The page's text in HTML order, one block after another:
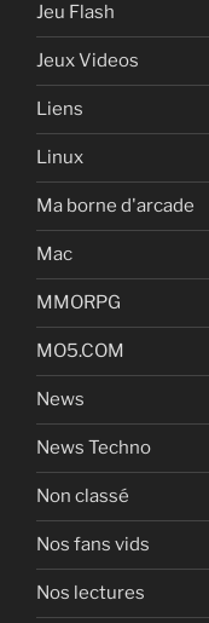
Jeu Flash
Jeux Videos
Liens
Linux
Ma borne d'arcade
Mac
MMORPG
MO5.COM
News
News Techno
Non classé
Nos fans vids
Nos lectures